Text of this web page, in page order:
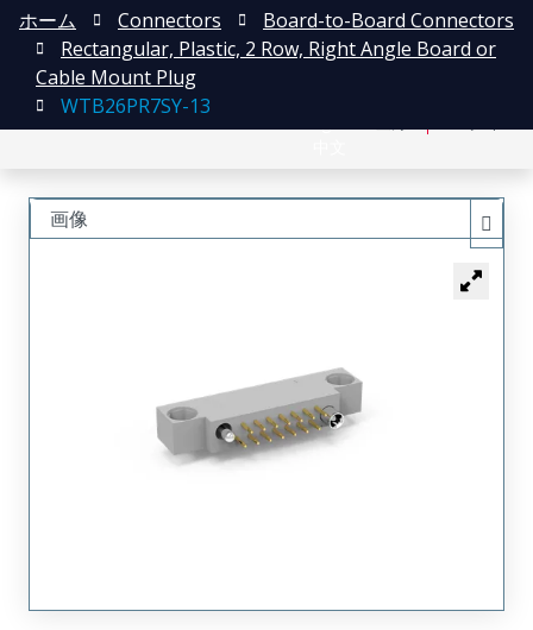
ホーム Connectors
Board-to-Board Connectors
Rectangular, Plastic, 2 Row, Right Angle Board or
Cable Mount Plug
WTB26PR7SY-13
画像